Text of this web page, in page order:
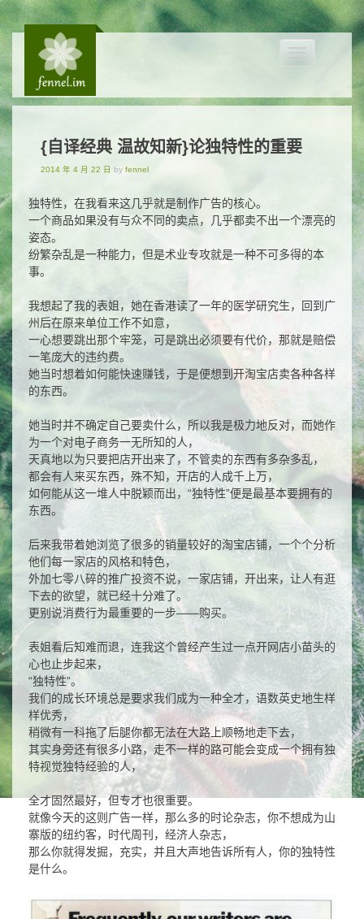
{自译经典 温故知新}论独特性的重要
2014 年 4 月 22 日 by fennel
独特性，在我看来这几乎就是制作广告的核心。
一个商品如果没有与众不同的卖点，几乎都卖不出一个漂亮的
姿态。
纷繁杂乱是一种能力，但是术业专攻就是一种不可多得的本
事。
我想起了我的表姐，她在香港读了一年的医学研究生，回到广
州后在原来单位工作不如意，
一心想要跳出那个牢笼，可是跳出必须要有代价，那就是赔偿
一笔庞大的违约费。
她当时想着如何能快速赚钱，于是便想到开淘宝店卖各种各样
的东西。
她当时并不确定自己要卖什么，所以我是极力地反对，而她作
为一个对电子商务一无所知的人，
天真地以为只要把店开出来了，不管卖的东西有多杂多乱，
都会有人来买东西，殊不知，开店的人成千上万，
如何能从这一堆人中脱颖而出，“独特性”便是最基本要拥有的
东西。
后来我带着她浏览了很多的销量较好的淘宝店铺，一个个分析
他们每一家店的风格和特色，
外加七零八碎的推广投资不说，一家店铺，开出来，让人有逛
下去的欲望，就已经十分难了。
更别说消费行为最重要的一步——购买。
表姐看后知难而退，连我这个曾经产生过一点开网店小苗头的
心也止步起来，
“独特性”。
我们的成长环境总是要求我们成为一种全才，语数英史地生样
样优秀，
稍微有一科拖了后腿你都无法在大路上顺畅地走下去，
其实身旁还有很多小路，走不一样的路可能会变成一个拥有独
特视觉独特经验的人，
全才固然最好，但专才也很重要。
就像今天的这则广告一样，那么多的时论杂志，你不想成为山
寨版的纽约客，时代周刊，经济人杂志，
那么你就得发掘，充实，并且大声地告诉所有人，你的独特性
是什么。